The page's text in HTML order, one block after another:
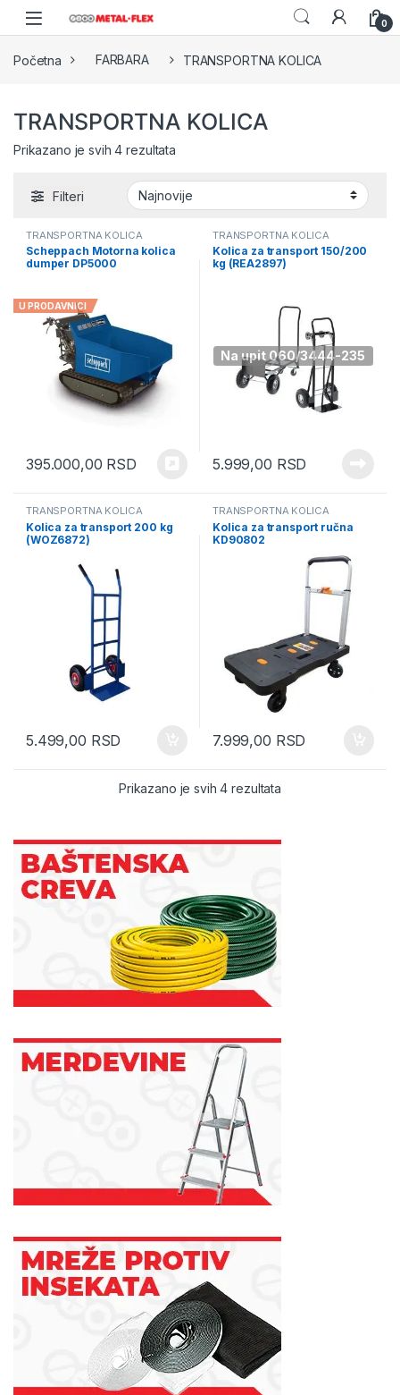
Skip to navigation
Skip to content
0
Početna FARBARA TRANSPORTNA KOLICA
TRANSPORTNA KOLICA
Prikazano je svih 4 rezultataSorted by latest
Filteri
U PRODAVNICI
TRANSPORTNA KOLICA
Scheppach Motorna kolica
dumper DP5000
395.000,00 RSD
Na upit 060/3444-235
TRANSPORTNA KOLICA
Kolica za transport 150/200
kg (REA2897)
5.999,00 RSD
TRANSPORTNA KOLICA
Kolica za transport 200 kg
(WOZ6872)
5.499,00 RSD
TRANSPORTNA KOLICA
Kolica za transport ručna
KD90802
7.999,00 RSD
Prikazano je svih 4 rezultataSorted by latest